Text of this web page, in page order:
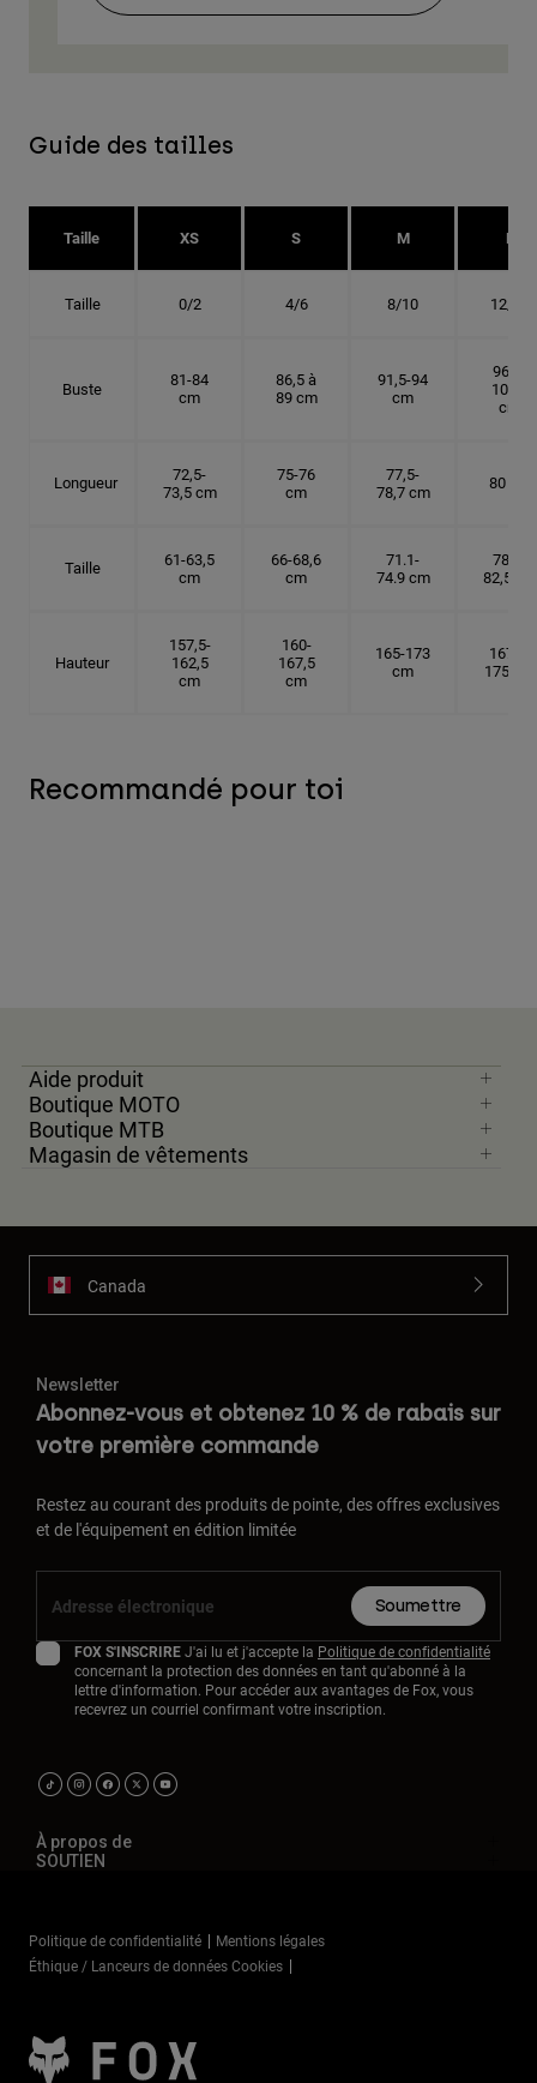
Guide des tailles
Taille XS S M L
Taille 0/2 4/6 8/10 12/14
Buste
81-84
cm
86,5 à
89 cm
91,5-94
cm
96,5-
101,5
cm
Longueur
72,5-
73,5 cm
75-76
cm
77,5-
78,7 cm
80 cm
Taille
61-63,5
cm
66-68,6
cm
71.1-
74.9 cm
78,7-
82,5 cm
Hauteur
157,5-
162,5
cm
160-
167,5
cm
165-173
cm
167,5-
175 cm
Recommandé pour toi
Aide produit
Boutique MOTO
Boutique MTB
Magasin de vêtements
Canada
Newsletter
Abonnez-vous et obtenez 10 % de rabais sur
votre première commande
Restez au courant des produits de pointe, des offres exclusives
et de l'équipement en édition limitée
Soumettre
FOX S'INSCRIREJ'ai lu et j'accepte la Politique de confidentialité
concernant la protection des données en tant qu'abonné à la
lettre d'information. Pour accéder aux avantages de Fox, vous
recevrez un courriel confirmant votre inscription.
À propos de
SOUTIEN
Politique de confidentialité
Mentions légales
Éthique / Lanceurs de données Cookies